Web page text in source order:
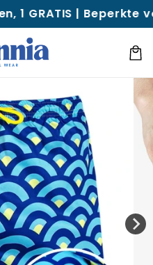
| Beperkte voorraad